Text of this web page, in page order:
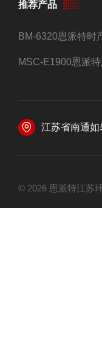
推荐产品
江苏省南通如
© 2026 恩派特江苏